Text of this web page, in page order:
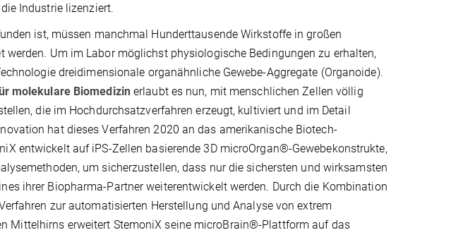
Industrie lizenziert.
ist, müssen manchmal Hunderttausende Wirkstoffe in großen
Um im Labor möglichst physiologische Bedingungen zu erhalten,
dreidimensionale organähnliche Gewebe-Aggregate (Organoide).
molekulare Biomedizin erlaubt es nun, mit menschlichen Zellen völlig
die im Hochdurchsatzverfahren erzeugt, kultiviert und im Detail
hat dieses Verfahren 2020 an das amerikanische Biotech-
entwickelt auf iPS-Zellen basierende 3D microOrgan®-Gewebekonstrukte,
um sicherzustellen, dass nur die sichersten und wirksamsten
ihrer Biopharma-Partner weiterentwickelt werden. Durch die Kombination
zur automatisierten Herstellung und Analyse von extrem
Mittelhirns erweitert StemoniX seine microBrain®-Plattform auf das